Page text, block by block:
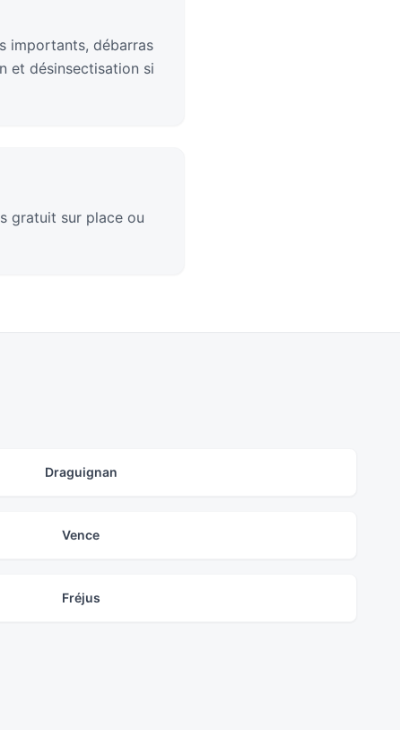
importants, débarras
et désinsectisation si
gratuit sur place ou
Draguignan
Vence
Fréjus